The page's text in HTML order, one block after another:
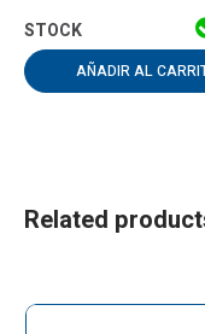
AÑADIR AL
Related